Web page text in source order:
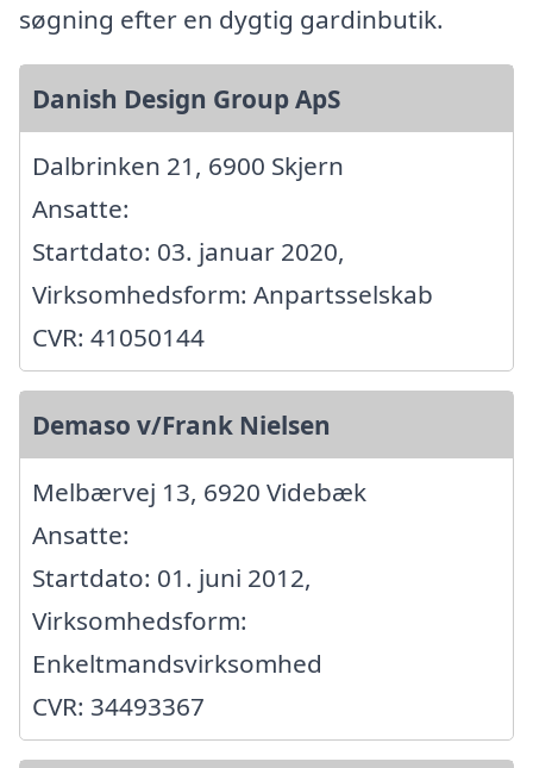
søgning efter en dygtig gardinbutik.
Danish Design Group ApS
Dalbrinken 21, 6900 Skjern
Ansatte:
Startdato: 03. januar 2020,
Virksomhedsform: Anpartsselskab
CVR: 41050144
Demaso v/Frank Nielsen
Melbærvej 13, 6920 Videbæk
Ansatte:
Startdato: 01. juni 2012,
Virksomhedsform:
Enkeltmandsvirksomhed
CVR: 34493367